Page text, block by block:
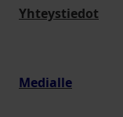
Yhteystiedot
Medialle